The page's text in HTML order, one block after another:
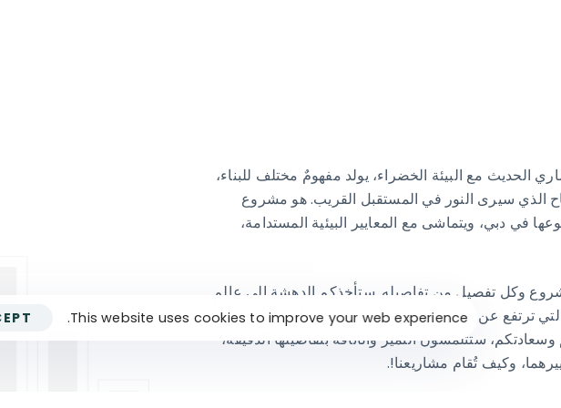
الحديث مع البيئة الخضراء، يولد مفهومٌ مختلف للبناء،
الذي سيرى النور في المستقبل القريب. هو مشروع
في دبي، ويتماشى مع المعايير البيئية المستدامة،
وكل تفصيل من تفاصيله. ستأخذكم الدهشة إلى عالمٍ
حالم وأنتم تحدّقون إلى قمّته المذهلة التي ترتفع عن الأرض 255 مترًا، وستسعد قلوبكم في
ستتلمّسون التميّز والأناقة بتفاصيلها الدقيقة،
وكيف تُقام مشاريعنا!.
This website uses cookies to improve your web experience.